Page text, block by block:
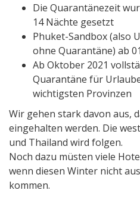
Die Quarantänezeit
14 Nächte gesetzt
Phuket-Sandbox (also
ohne Quarantäne) ab
Ab Oktober 2021
Quarantäne für
wichtigsten Provinzen
Wir gehen stark davon aus,
eingehalten werden. Die
und Thailand wird folgen.
Noch dazu müsten viele
wenn diesen Winter nicht
kommen.